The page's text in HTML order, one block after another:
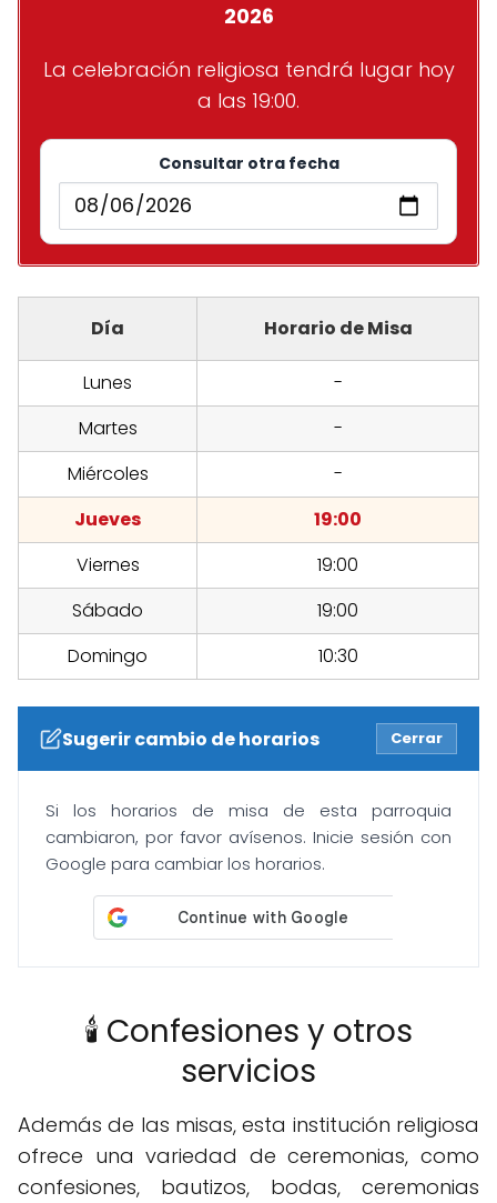
2026
La celebración religiosa tendrá lugar hoy
a las 19:00.
Consultar otra fecha
Día Horario de Misa
Lunes
-
Martes
-
Miércoles
-
Jueves
19:00
Viernes
19:00
Sábado
19:00
Domingo
10:30
Sugerir cambio de horarios Cerrar
Si los horarios de misa de esta parroquia
cambiaron, por favor avísenos. Inicie sesión con
Google para cambiar los horarios.
🕯️ Confesiones y otros
servicios
Además de las misas, esta institución religiosa
ofrece una variedad de ceremonias, como
confesiones, bautizos, bodas, ceremonias